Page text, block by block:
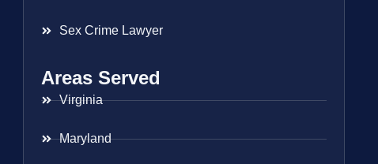
Sex Crime Lawyer
Areas Served
Virginia
Maryland